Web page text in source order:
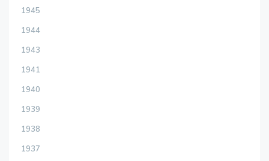
1945
1944
1943
1941
1940
1939
1938
1937